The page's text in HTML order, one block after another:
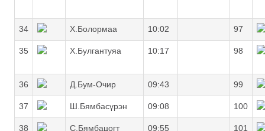
34 Х.Болормаа 10:02 97
35 Х.Булгантуяа 10:17 98
36 Д.Бум-Очир 09:43 99
37 Ш.Бямбасүрэн 09:08 100
38 С.Бямбацогт 09:55 101